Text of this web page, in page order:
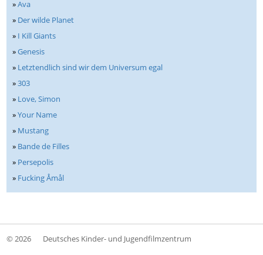
»Ava
» Der wilde Planet
» I Kill Giants
»Genesis
» Letztendlich sind wir dem Universum egal
»303
» Love, Simon
»Your Name
» Mustang
» Bande de Filles
» Persepolis
» Fucking Åmål
© 2026 Deutsches Kinder- und Jugendfilmzentrum